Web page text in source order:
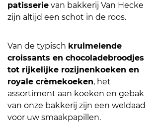
patisserie van bakkerij Van Hecke
zijn altijd een schot in de roos.
Van de typisch kruimelende
croissants en chocoladebroodjes
tot rijkelijke rozijnenkoeken en
royale crèmekoeken, het
assortiment aan koeken en gebak
van onze bakkerij zijn een weldaad
voor uw smaakpapillen.